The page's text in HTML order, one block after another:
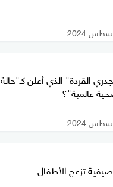
القردة" الذي أعلن كـ"حالة
عالمية"؟
تزعج الأطفال